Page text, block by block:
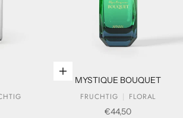
In den Warenkorb legen
MYSTIQUE BOUQUET
FRUCHTIG
FLORAL
Verkaufspreis
€44,50